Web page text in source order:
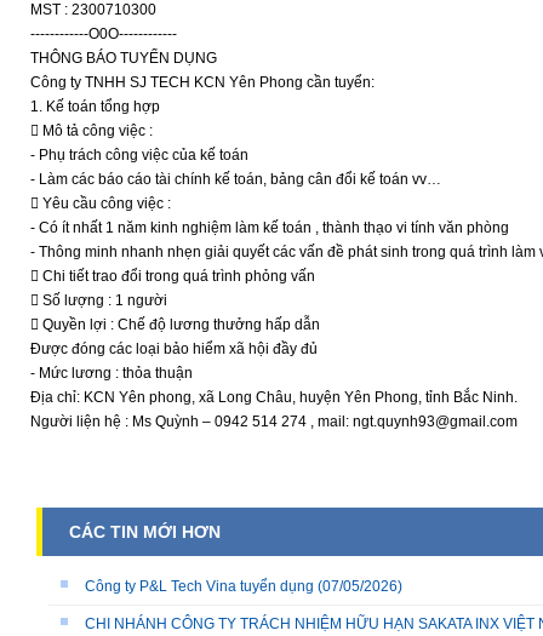
MST : 2300710300
------------O0O------------
THÔNG BÁO TUYỂN DỤNG
Công ty TNHH SJ TECH KCN Yên Phong cần tuyển:
1. Kế toán tổng hợp
 Mô tả công việc :
- Phụ trách công việc của kế toán
- Làm các báo cáo tài chính kế toán, bảng cân đổi kế toán vv…
 Yêu cầu công việc :
- Có ít nhất 1 năm kinh nghiệm làm kế toán , thành thạo vi tính văn phòng
- Thông minh nhanh nhẹn giải quyết các vấn đề phát sinh trong quá trình làm
 Chi tiết trao đổi trong quá trình phỏng vấn
 Số lượng : 1 người
 Quyền lợi : Chế độ lương thưởng hấp dẫn
Được đóng các loại bảo hiểm xã hội đầy đủ
- Mức lương : thỏa thuận
Địa chỉ: KCN Yên phong, xã Long Châu, huyện Yên Phong, tỉnh Bắc Ninh.
Người liện hệ : Ms Quỳnh – 0942 514 274 , mail: ngt.quynh93@gmail.com
CÁC TIN MỚI HƠN
Công ty P&L Tech Vina tuyển dụng (07/05/2026)
CHI NHÁNH CÔNG TY TRÁCH NHIỆM HỮU HẠN SAKATA INX